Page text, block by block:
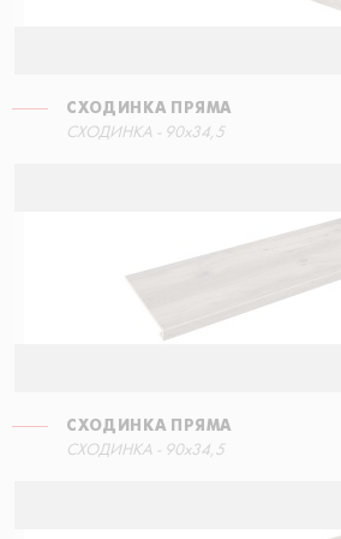
СХОДИНКА ПРЯМА
СХОДИНКА - 90x34,5
СХОДИНКА ПРЯМА
СХОДИНКА - 90x34,5
СХОДИНКА КУТОВА ПРАВА
30x34,5
СХОДИНКА КУТОВА ПРАВА
30x34,5